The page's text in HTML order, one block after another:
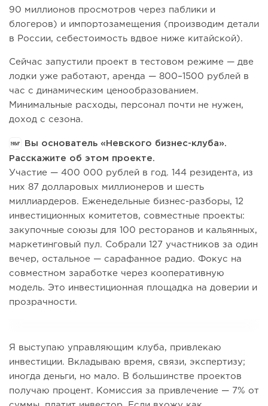
90 миллионов просмотров через паблики и
блогеров) и импортозамещения (производим детали
в России, себестоимость вдвое ниже китайской).
Сейчас запустили проект в тестовом режиме — две
лодки уже работают, аренда — 800–1500 рублей в
час с динамическим ценообразованием.
Минимальные расходы, персонал почти не нужен,
доход с сезона.
Вы основатель «Невского бизнес-клуба».
Расскажите об этом проекте.
Участие — 400 000 рублей в год. 144 резидента, из
них 87 долларовых миллионеров и шесть
миллиардеров. Еженедельные бизнес-разборы, 12
инвестиционных комитетов, совместные проекты:
закупочные союзы для 100 ресторанов и кальянных,
маркетинговый пул. Собрали 127 участников за один
вечер, остальное — сарафанное радио. Фокус на
совместном заработке через кооперативную
модель. Это инвестиционная площадка на доверии и
прозрачности.
Я выступаю управляющим клуба, привлекаю
инвестиции. Вкладываю время, связи, экспертизу;
иногда деньги, но мало. В большинстве проектов
получаю процент. Комиссия за привлечение — 7% от